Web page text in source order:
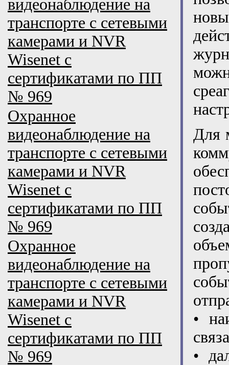
видеонаблюдение на
транспорте с сетевыми
камерами и NVR
Wisenet с
сертификатами по ПП
№ 969
Охранное
видеонаблюдение на
транспорте с сетевыми
камерами и NVR
Wisenet с
сертификатами по ПП
№ 969
Охранное
видеонаблюдение на
транспорте с сетевыми
камерами и NVR
Wisenet с
сертификатами по ПП
№ 969
Для
•
•